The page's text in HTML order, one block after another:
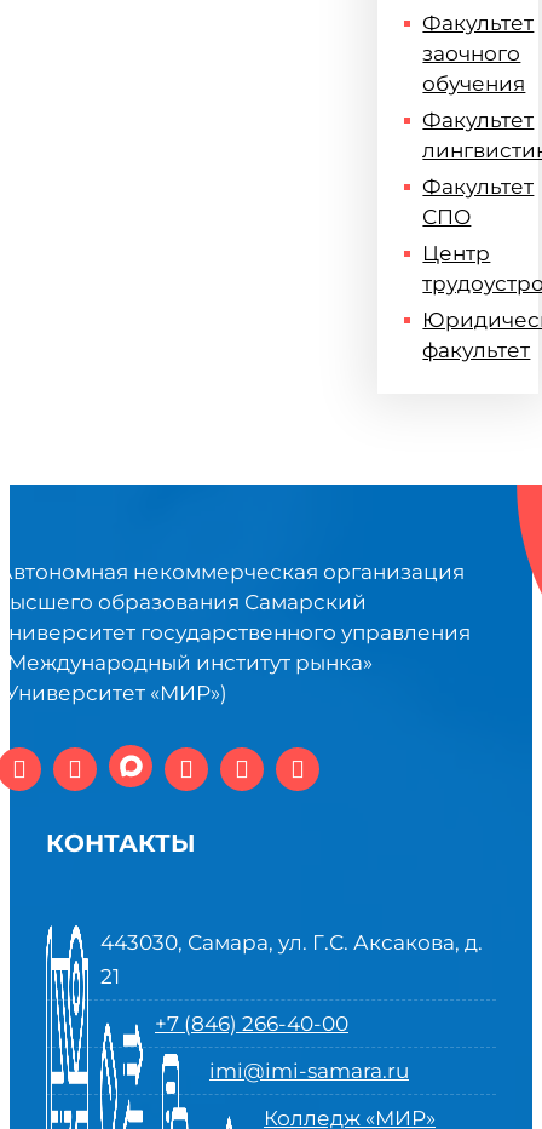
Факультет
заочного
обучения
Факультет
Факультет
СПО
Центр
факультет
некоммерческая организация
образования Самарский
государственного управления
институт рынка»
«МИР»)
КОНТАКТЫ
443030, Самара, ул. Г.С. Аксакова, д.
21
+7 (846) 266-40-00
imi@imi-samara.ru
Колледж «МИР»